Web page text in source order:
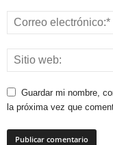
Guardar mi nombre,
la próxima vez que